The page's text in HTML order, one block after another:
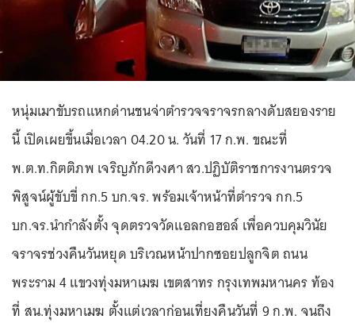
หนุ่มเมาขับรถแหกด่านชนจ่าตำรวจจราจรกลางดับสยองราย
นี้ เปิดเผยขึ้นเมื่อเวลา 04.20 น. วันที่ 17 ก.พ. ขณะที่
พ.ต.ท.กิตติภพ เจริญภักดีวงศา สว.ปฏิบัติราชการงานตรวจ
พิสูจน์ผู้ขับขี่ กก.5 บก.จร. พร้อมเจ้าหน้าที่ตำรวจ กก.5
บก.จร.นำกำลังตั้ง จุดตรวจวัดแอลกอฮอล์ เพื่อควบคุมวินัย
จราจรช่วงคืนวันหยุด บริเวณหน้าปากซอยปลูกจิต ถนน
พระราม 4 แขวงทุ่งมหาเมฆ เขตสาทร กรุงเทพมหานคร ท้อง
ที่ สน.ทุ่งมหาเมฆ ตั้งแต่เวลาก่อนเที่ยงคืนวันที่ 9 ก.พ. จนถึง